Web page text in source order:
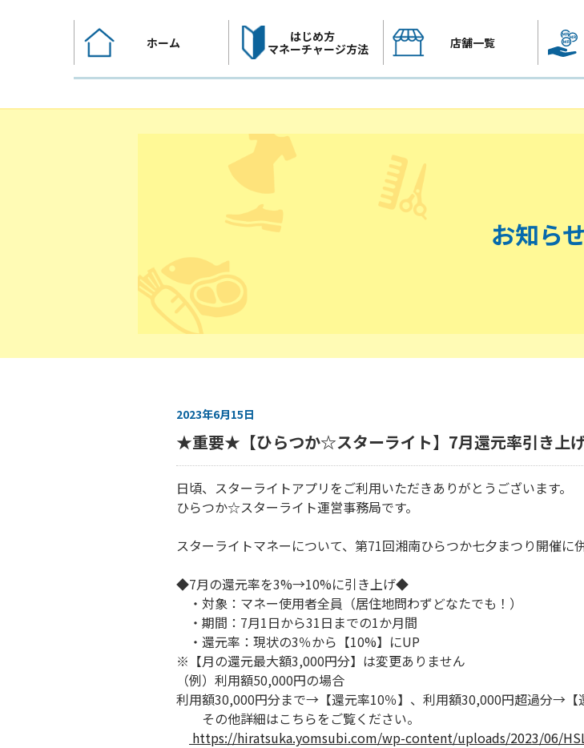
へ
ホーム
はじめ方
マネーチャージ方法
店舗一覧
お知らせ
2023年6月15日
★重要★【ひらつか☆スターライト】7月還元率引き上
日頃、スターライトアプリをご利用いただきありがとうございます。
ひらつか☆スターライト運営事務局です。
スターライトマネーについて、第71回湘南ひらつか七夕まつり開催に
◆7月の還元率を3%→10%に引き上げ◆
・対象：マネー使用者全員（居住地問わずどなたでも！）
・期間：7月1日から31日までの1か月間
・還元率：現状の3％から【10%】にUP
※【月の還元最大額3,000円分】は変更ありません
（例）利用額50,000円の場合
利用額30,000円分まで→【還元率10％】、利用額30,000円超過分→【
その他詳細はこちらをご覧ください。
https://hiratsuka.yomsubi.com/wp-content/uploads/2023/06/